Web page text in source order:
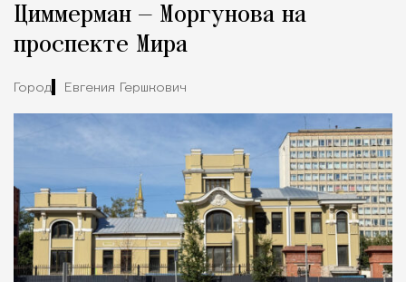
Циммерман — Моргунова на
проспекте Мира
Город Евгения Гершкович